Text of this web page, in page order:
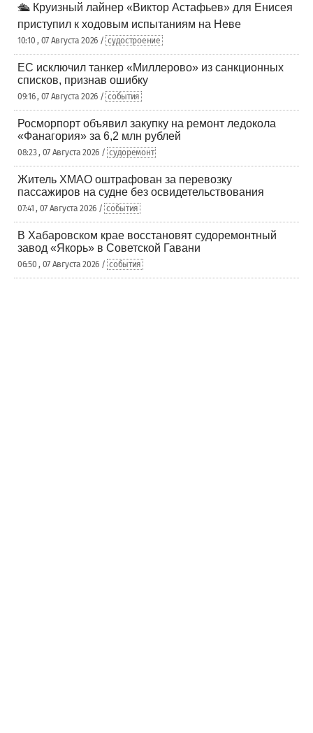
🛳️ Круизный лайнер «Виктор Астафьев» для Енисея
приступил к ходовым испытаниям на Неве
10:10 , 07 Августа 2026 / судостроение
ЕС исключил танкер «Миллерово» из санкционных
списков, признав ошибку
09:16 , 07 Августа 2026 / события
Росморпорт объявил закупку на ремонт ледокола
«Фанагория» за 6,2 млн рублей
08:23 , 07 Августа 2026 / судоремонт
Житель ХМАО оштрафован за перевозку
пассажиров на судне без освидетельствования
07:41 , 07 Августа 2026 / события
В Хабаровском крае восстановят судоремонтный
завод «Якорь» в Советской Гавани
06:50 , 07 Августа 2026 / события